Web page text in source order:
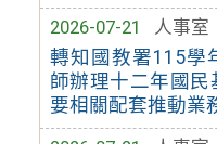
2026-07-21
人事室
轉知國教署115學
師辦理十二年國民
要相關配套推動業